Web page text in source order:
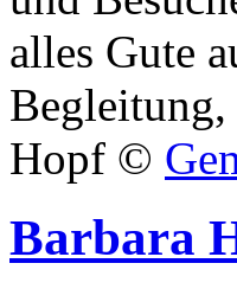
alles Gute
Hopf ©
Barbara